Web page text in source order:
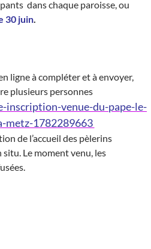
dans chaque paroisse, ou
30 juin.
ligne à compléter et à envoyer,
plusieurs personnes
venue-du-pape-le-
metz-1782289663
de l’accueil des pèlerins
Le moment venu, les